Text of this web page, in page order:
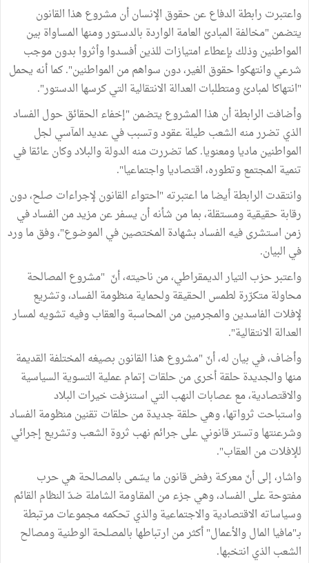
واعتبرت رابطة الدفاع عن حقوق الإنسان أن مشروع هذا القانون
يتضمن "مخالفة المبادئ العامة الواردة بالدستور ومنها المساواة بين
المواطنين وذلك بإعطاء امتيازات للذين أفسدوا وأثروا بدون موجب
شرعي وانتهكوا حقوق الغير، دون سواهم من المواطنين". كما أنه يحمل
"انتهاكا لمبادئ ومتطلبات العدالة الانتقالية التي كرسها الدستور".
وأضافت الرابطة أن هذا المشروع يتضمن "إخفاء الحقائق حول الفساد
الذي تضرر منه الشعب طيلة عقود وتسبب في عديد المآسي لجل
المواطنين ماديا ومعنويا. كما تضررت منه الدولة والبلاد وكان عائقا في
تنمية المجتمع وتطوره، اقتصاديا واجتماعيا".
وانتقدت الرابطة أيضا ما اعتبرته "احتواء القانون لإجراءات صلح، دون
رقابة حقيقية ومستقلة، بما من شأنه أن يسفر عن مزيد من الفساد في
زمن استشرى فيه الفساد بشهادة المختصين في الموضوع"، وفق ما ورد
في البيان.
واعتبر حزب التيار الديمقراطي، من ناحيته، أنّ "مشروع المصالحة
محاولة متكرّرة لطمس الحقيقة ولحماية منظومة الفساد، وتشريع
لإفلات الفاسدين والمجرمين من المحاسبة والعقاب وفيه تشويه لمسار
العدالة الانتقالية".
وأضاف، في بيان له، أنّ "مشروع هذا القانون بصيغه المختلفة القديمة
منها والجديدة حلقة أخرى من حلقات إتمام عملية التسوية السياسية
والاقتصادية، مع عصابات النهب التي استنزفت خيرات البلاد
واستباحت ثرواتها، وهي حلقة جديدة من حلقات تقنين منظومة الفساد
وشرعنتها وتستر قانوني على جرائم نهب ثروة الشعب وتشريع إجرائي
للإفلات من العقاب".
واشار، إلى أنّ معركـة رفض قانون ما يسّمى بالمصالحة هي حرب
مفتوحة على الفساد، وهي جزء من المقـاومة الشاملة ضدّ النظام القائم
وسياساته الاقتصادية والاجتماعية والذي تحكمه مجموعات مرتبطة
بـ"مافيا المال والأعمال" أكثر من ارتباطها بالمصلحة الوطنية ومصالح
الشعب الذي انتخبها.